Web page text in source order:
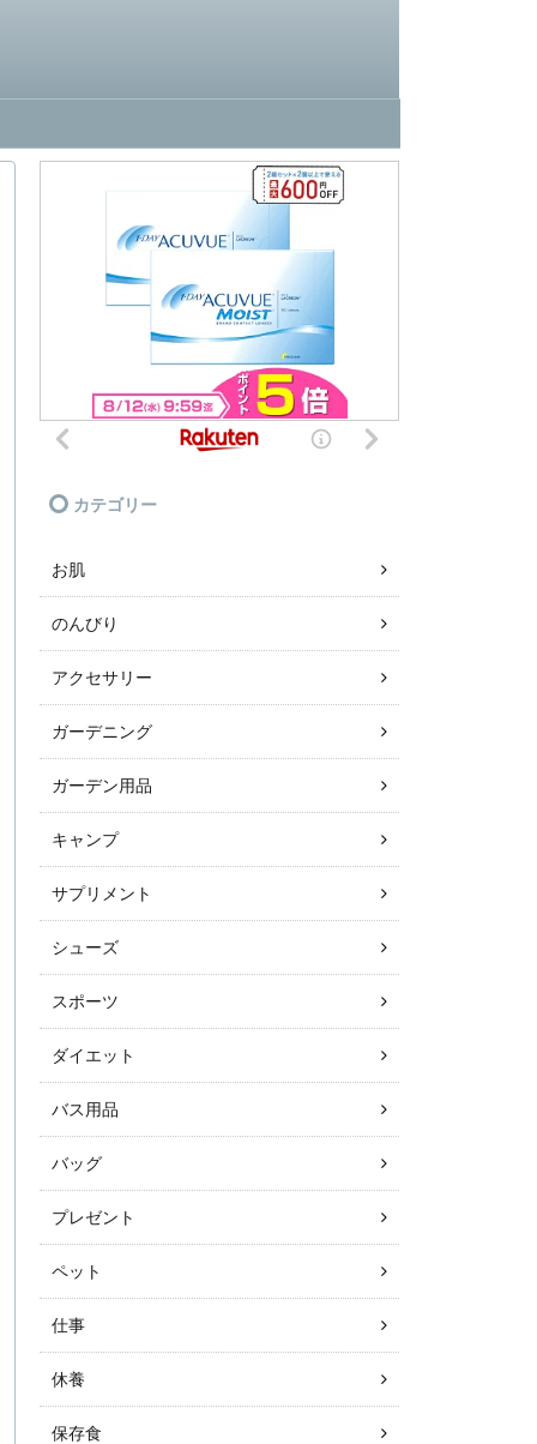
カテゴリー
お肌
のんびり
アクセサリー
ガーデニング
ガーデン用品
キャンプ
サプリメント
シューズ
スポーツ
ダイエット
バス用品
バッグ
プレゼント
ペット
仕事
休養
保存食